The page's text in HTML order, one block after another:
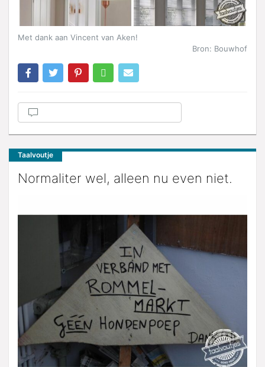
Met dank aan Vincent van Aken!
Bron: Bouwhof
Taalvoutje
Normaliter wel, alleen nu even niet.